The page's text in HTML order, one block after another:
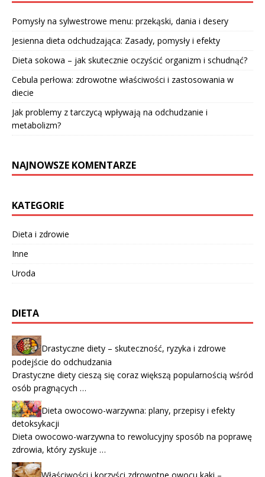
Pomysły na sylwestrowe menu: przekąski, dania i desery
Jesienna dieta odchudzająca: Zasady, pomysły i efekty
Dieta sokowa – jak skutecznie oczyścić organizm i schudnąć?
Cebula perłowa: zdrowotne właściwości i zastosowania w
diecie
Jak problemy z tarczycą wpływają na odchudzanie i
metabolizm?
NAJNOWSZE KOMENTARZE
KATEGORIE
Dieta i zdrowie
Inne
Uroda
DIETA
Drastyczne diety – skuteczność, ryzyka i zdrowe
podejście do odchudzania
Drastyczne diety cieszą się coraz większą popularnością wśród
osób pragnących …
Dieta owocowo-warzywna: plany, przepisy i efekty
detoksykacji
Dieta owocowo-warzywna to rewolucyjny sposób na poprawę
zdrowia, który zyskuje …